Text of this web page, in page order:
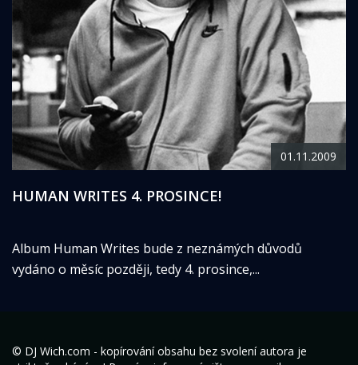
01.11.2009
HUMAN WRITES 4. PROSINCE!
Album Human Writes bude z neznámých důvodů
vydáno o měsíc později, tedy 4. prosince,...
© DJ Wich.com - kopírování obsahu bez svolení autora je